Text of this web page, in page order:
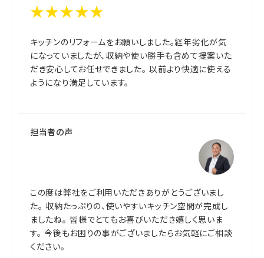
★★★★★
キッチンのリフォームをお願いしました。経年劣化が気
になっていましたが、収納や使い勝手も含めて提案いた
だき安心してお任せできました。 以前より快適に使える
ようになり満足しています。
担当者の声
この度は弊社をご利用いただきありがとうございまし
た。 収納たっぷりの、使いやすいキッチン空間が完成し
ましたね。 皆様でとてもお喜びいただき嬉しく思いま
す。 今後もお困りの事がございましたらお気軽にご相談
ください。